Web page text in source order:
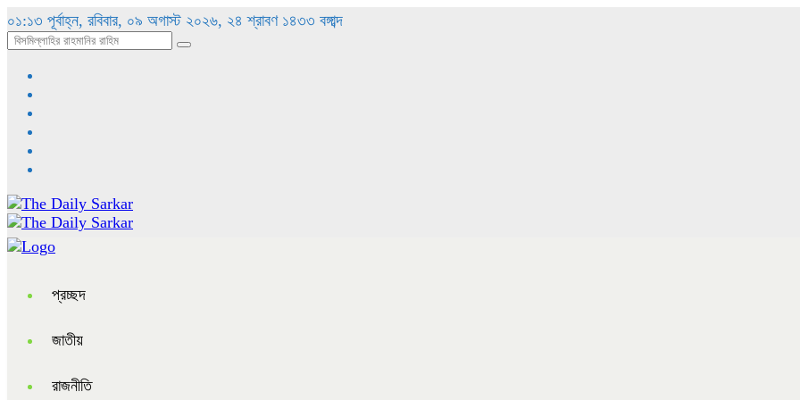
০১:১৩ পূর্বাহ্ন, রবিবার, ০৯ অগাস্ট ২০২৬, ২৪ শ্রাবণ ১৪৩৩ বঙ্গাব্দ
প্রচ্ছদ
জাতীয়
রাজনীতি